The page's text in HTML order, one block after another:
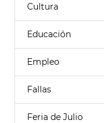
Cultura
Educación
Empleo
Fallas
Feria de Julio